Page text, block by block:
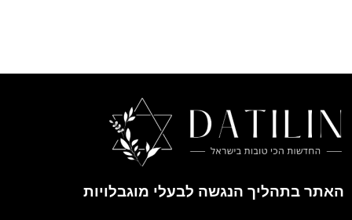
האתר בתהליך הנגשה לבעלי מוגבלויות